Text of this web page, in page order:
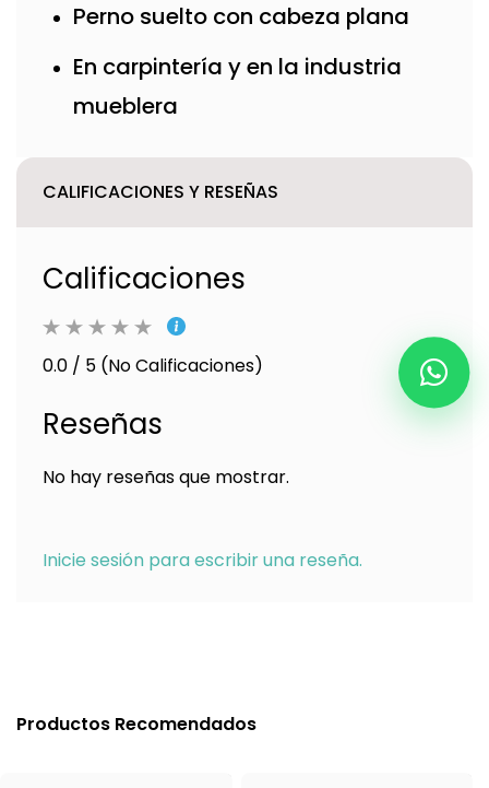
Perno suelto con cabeza plana
En carpintería y en la industria
mueblera
CALIFICACIONES Y RESEÑAS
Calificaciones
0.0 / 5 (No Calificaciones)
Reseñas
No hay reseñas que mostrar.
Inicie sesión para escribir una reseña.
Productos Recomendados